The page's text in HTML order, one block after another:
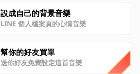
設成自己的背景音樂
LINE 個人檔案頁的心情音樂
幫你的好友買單
送你好友免費設定這首音樂